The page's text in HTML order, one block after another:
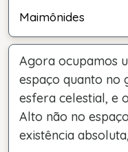
Maimônides
Agora ocupamos
espaço quanto no
esfera celestial, e
Alto não no
existência